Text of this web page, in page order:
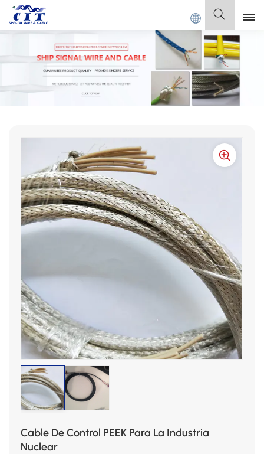
CABLE Co., Ltd. Español
English
Français
Italiano
Español
Cable De Control PEEK Para La Industria
Nuclear